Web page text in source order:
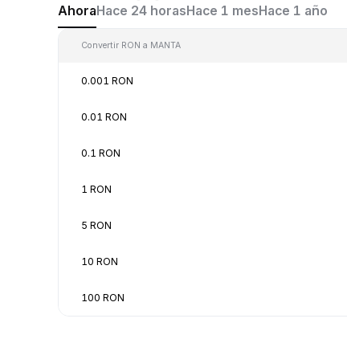
AhoraHace 24 horasHace 1 mesHace 1 año
Convertir RON a MANTA
0.001 RON
0.01 RON
0.1 RON
1 RON
5 RON
10 RON
100 RON